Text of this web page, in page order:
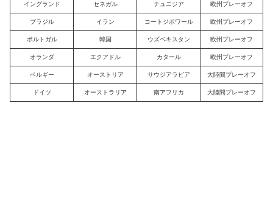
イングランド セネガル チュニジア 欧州プレーオフ
ブラジル イラン コートジボワール 欧州プレーオフ
ポルトガル 韓国 ウズベキスタン 欧州プレーオフ
オランダ エクアドル カタール 欧州プレーオフ
ベルギー オーストリア サウジアラビア 大陸間プレーオフ
ドイツ オーストラリア 南アフリカ 大陸間プレーオフ